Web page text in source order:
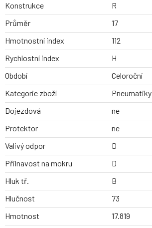
Konstrukce
R
Průměr
17
Hmotnostní index
112
Rychlostní index
H
Období
Celoroční
Kategorie zboží
Pneumatiky
Dojezdová
ne
Protektor
ne
Valivý odpor
D
Přilnavost na mokru
D
Hluk tř.
B
Hlučnost
73
Hmotnost
17.819